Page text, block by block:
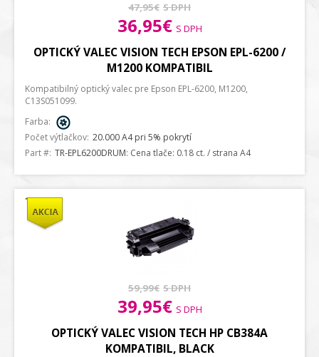
47,95€ S DPH
36,95€ S DPH
OPTICKÝ VALEC VISION TECH EPSON EPL-6200 /
M1200 KOMPATIBIL
Kompatibilný optický valec pre Epson EPL-6200, M1200,
C13S051099.
Farba:
Počet výtlačkov: 20.000 A4 pri 5% pokrytí
Part #: TR-EPL6200DRUM: Cena tlače: 0.18 ct. / strana A4
59,99€ S DPH
39,95€ S DPH
OPTICKÝ VALEC VISION TECH HP CB384A
KOMPATIBIL, BLACK